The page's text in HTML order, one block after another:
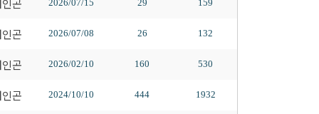
곤 2026/07/15 29 159
곤 2026/07/08 26 132
곤 2026/02/10 160 530
곤 2024/10/10 444 1932